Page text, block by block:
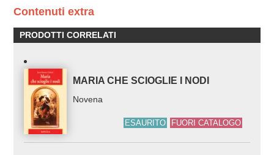
Contenuti extra
PRODOTTI CORRELATI
MARIA CHE SCIOGLIE I NODI
Novena
ESAURITO FUORI CATALOGO